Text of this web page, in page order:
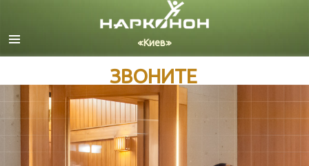
Русский
ЗВОНИТЕ